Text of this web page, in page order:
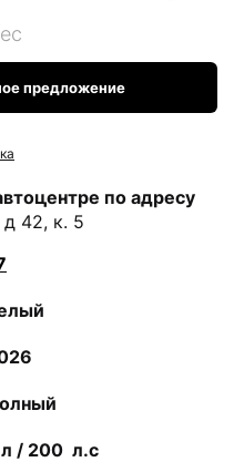
предложение
по адресу
42, к. 5
/ 200 л.с